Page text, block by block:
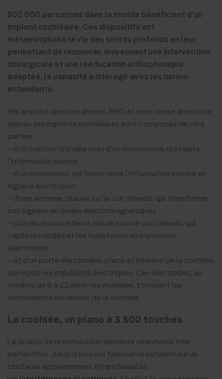
500 000 personnes dans le monde bénéficient d’un
implant cochléaire. Ces dispositifs ont
métamorphosé la vie des sourds profonds en leur
permettant de recouvrer, moyennant une intervention
chirurgicale et une rééducation orthophonique
adaptée, la capacité à interagir avec les normo-
entendants.
Mis au point dans les années 1990, et sans cesse améliorés
depuis, les implants cochléaires sont composés de cinq
parties :
– d’un contour d’oreille muni d’un microphone, qui capte
l’information sonore ;
– d’un processeur, qui transforme l’information sonore en
signaux électriques ;
– d’une antenne, placée sur le cuir chevelu, qui transforme
ces signaux en ondes électromagnétiques ;
– d’un récepteur interne, placé sous le cuir chevelu, qui
capte les ondes et les transforme en impulsions
électriques ;
– et d’un porte-électrodes, placé à l’intérieur de la cochlée,
qui reçoit les impulsions électriques. Ces électrodes, au
nombre de 8 à 22 selon les modèles, stimulent les
terminaisons nerveuses de la cochlée.
La cochlée, un piano à 3 500 touches
La qualité de la stimulation demeure néanmoins très
perfectible. Jusqu’à peu, les fabricants butaient sur un
obstacle apparemment infranchissable :